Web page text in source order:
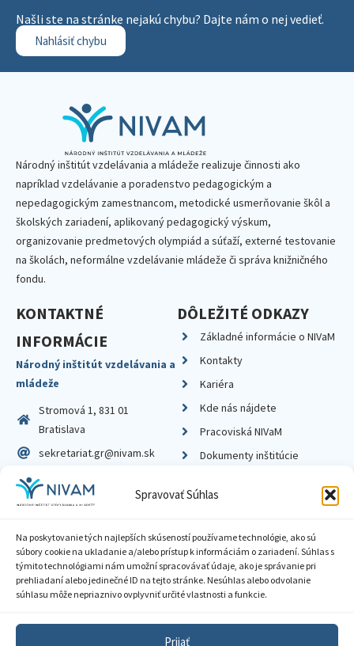
Spravovať Súhlas
Na poskytovanie tých najlepších skúseností používame technológie, ako sú
súbory cookie na ukladanie a/alebo prístup k informáciám o zariadení. Súhlas s
týmito technológiami nám umožní spracovávať údaje, ako je správanie pri
prehliadaní alebo jedinečné ID na tejto stránke. Nesúhlas alebo odvolanie
súhlasu môže nepriaznivo ovplyvniť určité vlastnosti a funkcie.
Prijať
Našli ste na stránke nejakú chybu? Dajte nám o nej vedieť.
Nahlásiť chybu
Národný inštitút vzdelávania a mládeže realizuje činnosti ako
napríklad vzdelávanie a poradenstvo pedagogickým a
nepedagogickým zamestnancom, metodické usmerňovanie škôl a
školských zariadení, aplikovaný pedagogický výskum,
organizovanie predmetových olympiád a súťaží, externé testovanie
na školách, neformálne vzdelávanie mládeže či správa knižničného
fondu.
KONTAKTNÉ
INFORMÁCIE
Národný inštitút vzdelávania a
mládeže
Stromová 1, 831 01
Bratislava
sekretariat.gr@nivam.sk
IČO: 00164348
DIČ: 2020798714
DÔLEŽITÉ ODKAZY
Základné informácie o NIVaM
Kontakty
Kariéra
Kde nás nájdete
Pracoviská NIVaM
Dokumenty inštitúcie
Zásady ochrany súkromia